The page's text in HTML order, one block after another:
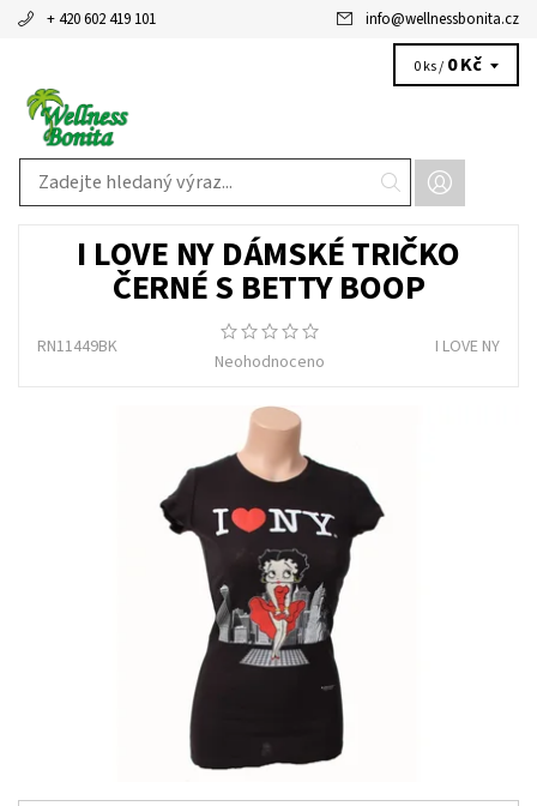
+ 420 602 419 101 info@wellnessbonita.cz
0 ks / 0 Kč
I LOVE NY DÁMSKÉ TRIČKO
ČERNÉ S BETTY BOOP
RN11449BK
Neohodnoceno
I LOVE NY